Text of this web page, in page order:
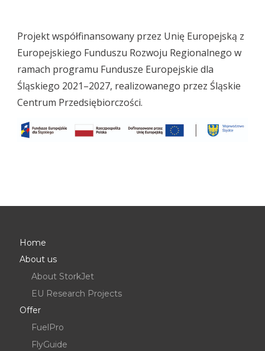
Projekt współfinansowany przez Unię Europejską z
Europejskiego Funduszu Rozwoju Regionalnego w
ramach programu Fundusze Europejskie dla
Śląskiego 2021–2027, realizowanego przez Śląskie
Centrum Przedsiębiorczości.
Home
About us
About StorkJet
EU Research Projects
Offer
FuelPro
FlyGuide